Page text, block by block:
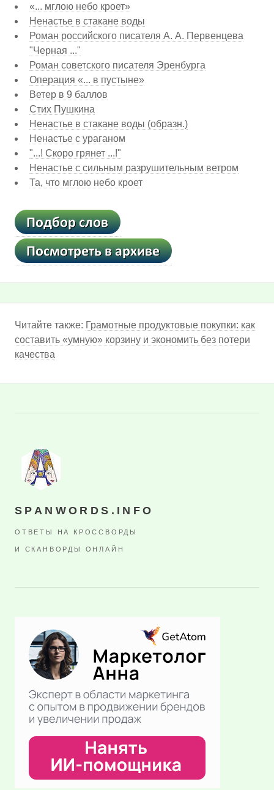
«... мглою небо кроет»
Ненастье в стакане воды
Роман российского писателя А. А. Первенцева
"Черная ..."
Роман советского писателя Эренбурга
Операция «... в пустыне»
Ветер в 9 баллов
Стих Пушкина
Ненастье в стакане воды (образн.)
Ненастье с ураганом
"...! Скоро грянет ...!"
Ненастье с сильным разрушительным ветром
Та, что мглою небо кроет
Читайте также: Грамотные продуктовые покупки: как
составить «умную» корзину и экономить без потери
качества
SPANWORDS.INFO
ОТВЕТЫ НА КРОССВОРДЫ
И СКАНВОРДЫ ОНЛАЙН